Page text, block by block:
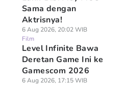
Sama dengan
Aktrisnya!
6 Aug 2026, 20:02 WIB
Film
Level Infinite Bawa
Deretan Game Ini ke
Gamescom 2026
6 Aug 2026, 17:15 WIB